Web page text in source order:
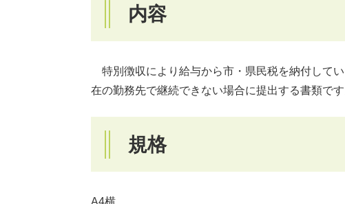
内容
特別徴収により給与から市・県民税を納付して
在の勤務先で継続できない場合に提出する書類です
規格
A4横